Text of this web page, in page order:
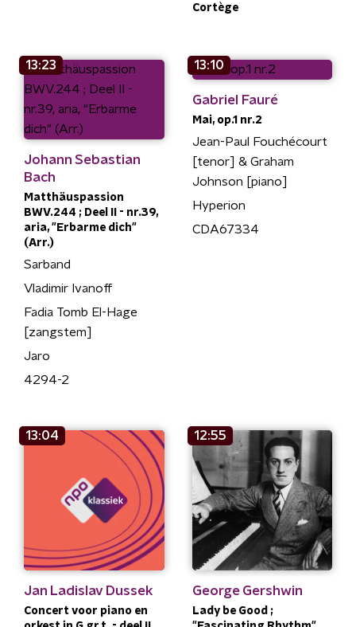
Cortège
13:23
Johann Sebastian
Bach
Matthäuspassion
BWV.244 ; Deel II - nr.39,
aria, "Erbarme dich"
(Arr.)
Sarband
Vladimir Ivanoff
Fadia Tomb El-Hage
[zangstem]
Jaro
4294-2
13:10
Gabriel Fauré
Mai, op.1 nr.2
Jean-Paul Fouchécourt
[tenor] & Graham
Johnson [piano]
Hyperion
CDA67334
13:04
Jan Ladislav Dussek
Concert voor piano en
12:55
George Gershwin
Lady be Good ;